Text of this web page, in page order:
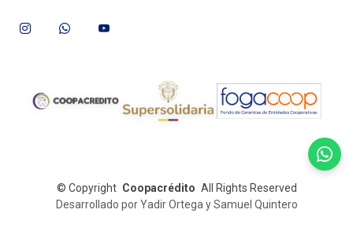
© Copyright Coopacrédito All Rights Reserved
Desarrollado por Yadir Ortega y Samuel Quintero